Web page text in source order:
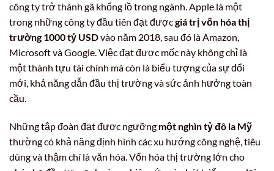
công ty trở thành gã khổng lồ trong ngành. Apple là một
trong những công ty đầu tiên đạt đượcgiá trị vốn hóa thị
trường 1000 tỷ USDvào năm 2018, sau đó là Amazon,
Microsoft và Google. Việc đạt được mốc này không chỉ là
một thành tựu tài chính mà còn là biểu tượng của sự đổi
mới, khả năng dẫn đầu thị trường và sức ảnh hưởng toàn
cầu.
Những tập đoàn đạt được ngưỡng một nghìn tỷ đô la Mỹ
thường có khả năng định hình các xu hướng công nghệ, tiêu
dùng và thậm chí là văn hóa. Vốn hóa thị trường lớn cho